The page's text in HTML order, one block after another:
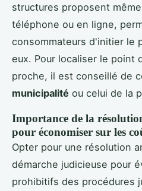
structures proposent
téléphone ou en ligne,
consommateurs d'initier le
eux. Pour localiser le point
proche, il est conseillé de
municipalité ou celui de la
Importance de la
pour économiser sur les
Opter pour une résolution
démarche judicieuse pour
prohibitifs des procédures